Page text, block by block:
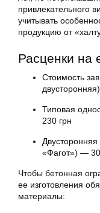
привлекательного
учитывать
продукцию от
Расценки на
Стоимость
Типовая
230 грн
«Фагот») —
Чтобы бетонная
ее изготовления
материалы: